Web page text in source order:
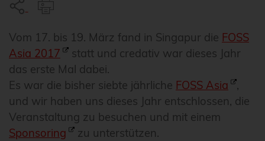
Vom 17. bis 19. März fand in Singapur die FOSS
Asia 2017
statt und credativ war dieses Jahr
das erste Mal dabei.
Es war die bisher siebte jährliche FOSS Asia
,
und wir haben uns dieses Jahr entschlossen, die
Veranstaltung zu besuchen und mit einem
Sponsoring
zu unterstützen.